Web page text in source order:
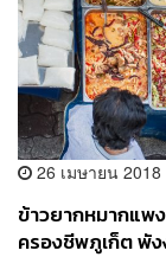
26 เมษายน 2018
ข้าวยากหมากแพ
ครองชีพภูเก็ต พั